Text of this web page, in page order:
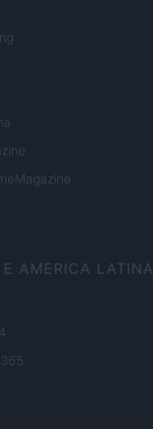
E AMERICA LATINA